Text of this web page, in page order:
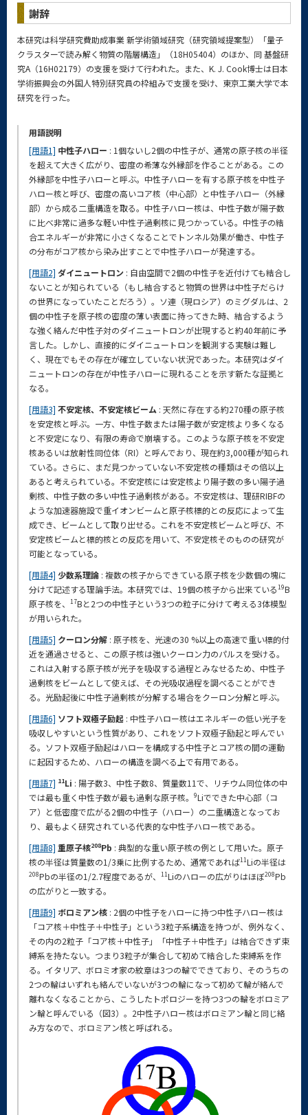
謝辞
本研究は科学研究費助成事業 新学術領域研究（研究領域提案型）「量子
クラスターで読み解く物質の階層構造」（18H05404）のほか、同 基盤研
究A（16H02179）の支援を受けて行われた。また、K. J. Cook博士は日本
学術振興会の外国人特別研究員の枠組みで支援を受け、東京工業大学で本
研究を行った。
用語説明
[用語1] 中性子ハロー : 1個ないし2個の中性子が、通常の原子核の半径
を超えて大きく広がり、密度の希薄な外縁部を作ることがある。この
外縁部を中性子ハローと呼ぶ。中性子ハローを有する原子核を中性子
ハロー核と呼び、密度の高いコア核（中心部）と中性子ハロー（外縁
部）から成る二重構造を取る。中性子ハロー核は、中性子数が陽子数
に比べ非常に過多な軽い中性子過剰核に見つかっている。中性子の結
合エネルギーが非常に小さくなることでトンネル効果が働き、中性子
の分布がコア核から染み出すことで中性子ハローが発達する。
[用語2] ダイニュートロン : 自由空間で2個の中性子を近付けても結合し
ないことが知られている（もし結合すると物質の世界は中性子だらけ
の世界になっていたことだろう）。ソ連（現ロシア）のミグダルは、2
個の中性子を原子核の密度の薄い表面に持ってきた時、結合するよう
な強く絡んだ中性子対のダイニュートロンが出現すると約40年前に予
言した。しかし、直接的にダイニュートロンを観測する実験は難し
く、現在でもその存在が確立していない状況であった。本研究はダイ
ニュートロンの存在が中性子ハローに現れることを示す新たな証拠と
なる。
[用語3] 不安定核、不安定核ビーム : 天然に存在する約270種の原子核
を安定核と呼ぶ。一方、中性子数または陽子数が安定核より多くなる
と不安定になり、有限の寿命で崩壊する。このような原子核を不安定
核あるいは放射性同位体（RI）と呼んでおり、現在約3,000種が知られ
ている。さらに、まだ見つかっていない不安定核の種類はその倍以上
あると考えられている。不安定核には安定核より陽子数の多い陽子過
剰核、中性子数の多い中性子過剰核がある。不安定核は、理研RIBFの
ような加速器施設で重イオンビームと原子核標的との反応によって生
成でき、ビームとして取り出せる。これを不安定核ビームと呼び、不
安定核ビームと標的核との反応を用いて、不安定核そのものの研究が
可能となっている。
[用語4] 少数系理論 : 複数の核子からできている原子核を少数個の塊に
分けて記述する理論手法。本研究では、19個の核子から出来ている 19B
原子核を、
17Bと2つの中性子という3つの粒子に分けて考える3体模型
が用いられた。
[用語5] クーロン分解 : 原子核を、光速の30 %以上の高速で重い標的付
近を通過させると、この原子核は強いクーロン力のパルスを受ける。
これは入射する原子核が光子を吸収する過程とみなせるため、中性子
過剰核をビームとして使えば、その光吸収過程を調べることができ
る。光励起後に中性子過剰核が分解する場合をクーロン分解と呼ぶ。
[用語6] ソフト双極子励起 : 中性子ハロー核はエネルギーの低い光子を
吸収しやすいという性質があり、これをソフト双極子励起と呼んでい
る。ソフト双極子励起はハローを構成する中性子とコア核の間の運動
に起因するため、ハローの構造を調べる上で有用である。
[用語7] 11Li : 陽子数3、中性子数8、質量数11で、リチウム同位体の中
では最も重く中性子数が最も過剰な原子核。
9Liでできた中心部（コ
ア）と低密度で広がる2個の中性子（ハロー）の二重構造となってお
り、最もよく研究されている代表的な中性子ハロー核である。
[用語8] 重原子核208Pb : 典型的な重い原子核の例として用いた。原子
核の半径は質量数の1/3乗に比例するため、通常であれば11Liの半径は
208Pbの半径の1/2.7程度であるが、 11Liのハローの広がりはほぼ208Pb
の広がりと一致する。
[用語9] ボロミアン核 : 2個の中性子をハローに持つ中性子ハロー核は
「コア核＋中性子＋中性子」という3粒子系構造を持つが、例外なく、
その内の2粒子「コア核＋中性子」「中性子＋中性子」は結合できず束
縛系を持たない。つまり3粒子が集合して初めて結合した束縛系を作
る。イタリア、ボロミオ家の紋章は3つの輪でできており、そのうちの
2つの輪はいずれも絡んでいないが3つの輪になって初めて輪が絡んで
離れなくなることから、こうしたトポロジーを持つ3つの輪をボロミア
ン輪と呼んでいる（図3）。2中性子ハロー核はボロミアン輪と同じ絡
み方なので、ボロミアン核と呼ばれる。